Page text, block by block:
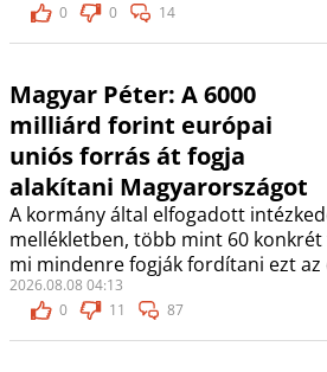
0
0 14
Magyar Péter: A 6000
milliárd forint európai
uniós forrás át fogja
alakítani Magyarországot
A kormány által elfogadott
mellékletben, több mint 60
mi mindenre fogják fordítani ezt az
2026.08.08 04:13
0
11 87